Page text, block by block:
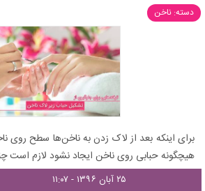
دسته: ناخن
برای اینکه بعد از لاک زدن به ناخن‌ها سطح
هیچگونه حبابی روی ناخن ایجاد نشود لازم است
۲۵ آبان ۱۳۹۶ - ۱۱:۰۷